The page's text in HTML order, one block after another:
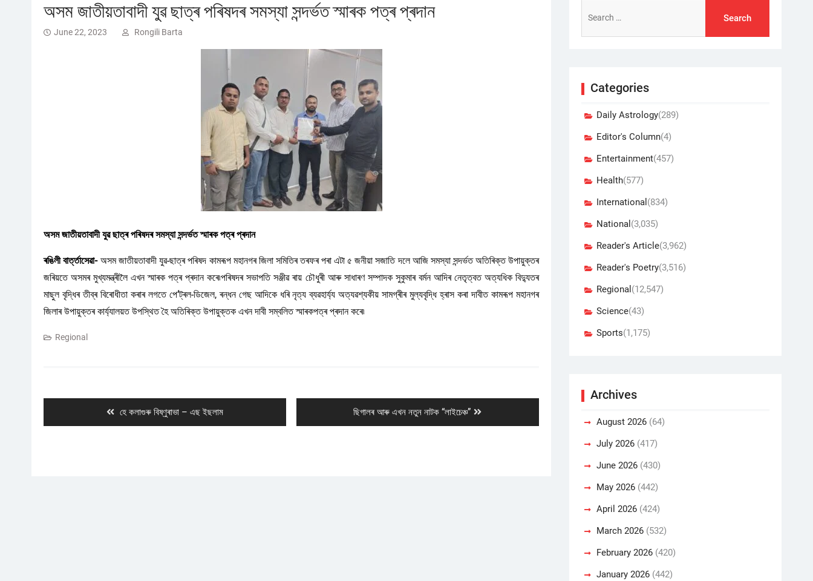
অসম জাতীয়তাবাদী যুৱ ছাত্ৰ পৰিষদৰ সমস্যা সন্দৰ্ভত স্মাৰক পত্ৰ প্ৰদান
June 22, 2023 Rongili Barta
অসম জাতীয়তাবাদী যুৱ ছাত্ৰ পৰিষদৰ সমস্যা সন্দৰ্ভত স্মাৰক পত্ৰ প্ৰদান
ৰঙিলী বাৰ্ত্তাসেৱা- অসম জাতীয়তাবাদী যুৱ-ছাত্ৰ পৰিষদ কামৰূপ মহানগৰ জিলা সমিতিৰ তৰফৰ পৰা এটা ৫ জনীয়া সজাতি দলে আজি সমস্যা সন্দৰ্ভত অতিৰিক্ত উপায়ুক্তৰ
জৰিয়তে অসমৰ মুখ্যমন্ত্ৰীলৈ এখন স্মাৰক পত্ৰ প্ৰদান কৰে৷পৰিষদৰ সভাপতি সঞ্জীৱ ৰায় চৌধুৰী আৰু সাধাৰণ সম্পাদক সুকুমাৰ বৰ্মন আদিৰ নেতৃত্বত অত্যধিক বিদ্যুতৰ
মাছুল বৃদ্ধিৰ তীব্ৰ বিৰোধীতা কৰাৰ লগতে পে’ট্ৰল-ডিজেল, ৰন্ধন গেছ আদিকে ধৰি নৃত্য ব্যৱহাৰ্য্য অত্যৱশ্যকীয় সামগ্ৰীৰ মুল্যবৃদ্ধি হ্ৰাস কৰা দাবীত কামৰূপ মহানগৰ
জিলাৰ উপায়ুক্তৰ কাৰ্য্যালয়ত উপস্থিত হৈ অতিৰিক্ত উপায়ুক্তক এখন দাবী সম্বলিত স্মাৰকপত্ৰ প্ৰদান কৰে৷
Regional
Previous
post:
হে কলাগুৰু বিষ্ণুৰাভা – এছ ইছলাম
Next
post:
ছিগালৰ আৰু এখন নতুন নাটক “লাইচেঞ্চ”
for:
Categories
Daily Astrology(289)
Editor's Column(4)
Entertainment(457)
Health(577)
International (834)
National (3,035)
Reader's Article(3,962)
Reader's Poetry(3,516)
Regional (12,547)
Science(43)
Sports(1,175)
Archives
August 2026 (64)
July 2026 (417)
June 2026 (430)
May 2026 (442)
April 2026 (424)
March 2026 (532)
February 2026 (420)
January 2026 (442)